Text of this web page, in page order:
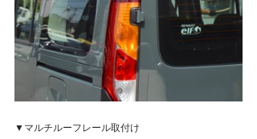
▼マルチルーフレール取付け